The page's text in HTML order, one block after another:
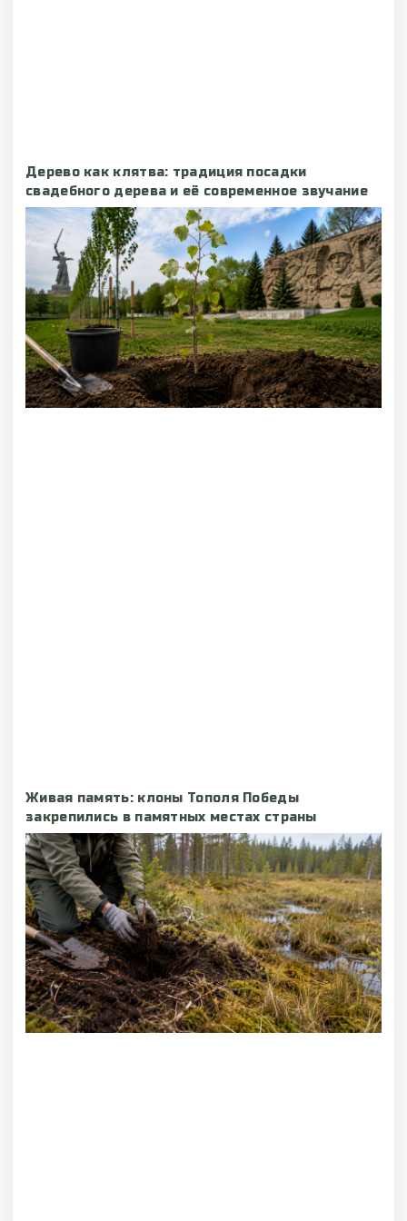
Дерево как клятва: традиция посадки
свадебного дерева и её современное звучание
Живая память: клоны Тополя Победы
закрепились в памятных местах страны